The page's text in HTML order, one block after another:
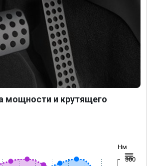
мощности и крутящего
Нм
300